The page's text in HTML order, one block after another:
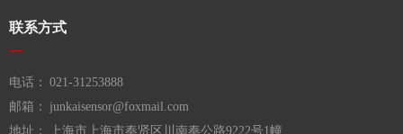
联系方式
—
电话： 021-31253888
邮箱：
junkaisensor@foxmail.com
地址：
上海市上海市奉贤区川南奉公路9222号1幢